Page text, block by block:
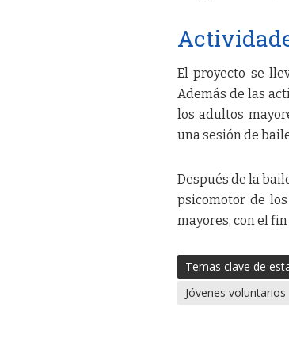
El proyecto se
Además de las
los adultos
una sesión de
Después de la
psicomotor de
mayores, con el
Temas clave de
Jóvenes voluntarios